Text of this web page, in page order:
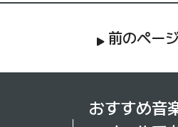
前のペー
おすすめ音